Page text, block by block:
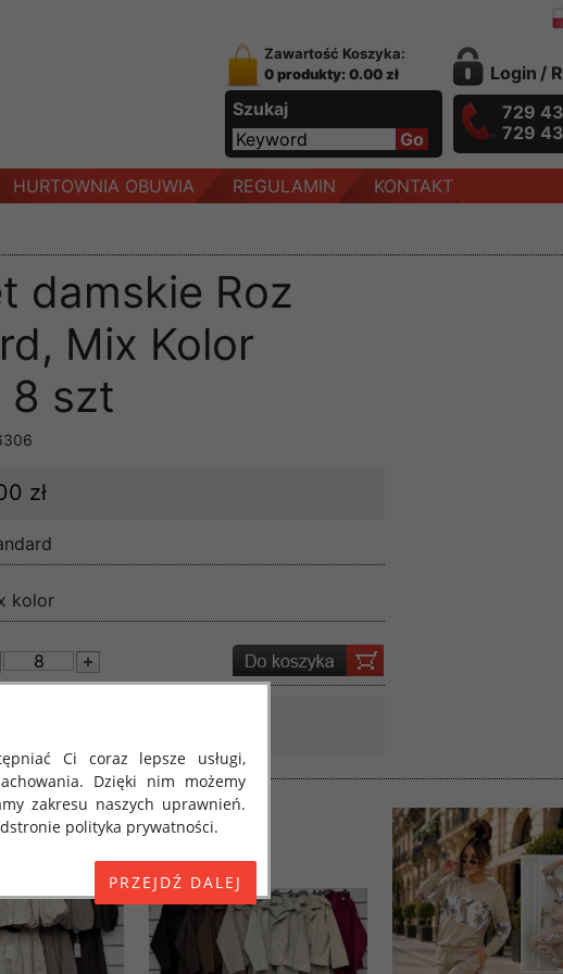
Zawartość Koszyka:
0 produkty: 0.00 zł
Szukaj
Login /
729
729
HURTOWNIA OBUWIA REGULAMIN KONTAKT
damskie Roz
Mix Kolor
8 szt
zł
kolor
Ci coraz lepsze usługi,
Dzięki nim możemy
zakresu naszych uprawnień.
polityka prywatności.
i Rady (UE) 2016/679 z dnia 27
danych osobowych i w sprawie
jako "RODO", "ORODO",
poinformować Cię o
25 maja 2018 roku. Poniżej